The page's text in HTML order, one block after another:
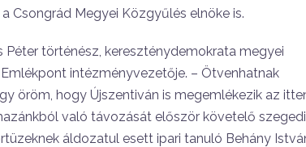
Csongrád Megyei Közgyűlés elnöke is.
történész, kereszténydemokrata megyei
intézményvezetője. – Ötvenhatnak
öröm, hogy Újszentiván is megemlékezik az
való távozását először követelő szegedi
áldozatul esett ipari tanuló Behány